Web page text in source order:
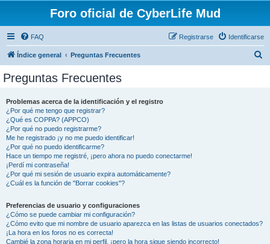
Foro oficial de CyberLife Mud
FAQ Identificarse
Registrarse
Índice general Preguntas Frecuentes
Preguntas Frecuentes
Problemas acerca de la identificación y el registro
¿Por qué me tengo que registrar?
¿Qué es COPPA? (APPCO)
¿Por qué no puedo registrarme?
Me he registrado ¡y no me puedo identificar!
¿Por qué no puedo identificarme?
Hace un tiempo me registré, ¡pero ahora no puedo conectarme!
¡Perdí mi contraseña!
¿Por qué mi sesión de usuario expira automáticamente?
¿Cuál es la función de "Borrar cookies"?
Preferencias de usuario y configuraciones
¿Cómo se puede cambiar mi configuración?
¿Cómo evito que mi nombre de usuario aparezca en las listas de usuarios conectados?
¡La hora en los foros no es correcta!
Cambié la zona horaria en mi perfil, ¡pero la hora sigue siendo incorrecto!